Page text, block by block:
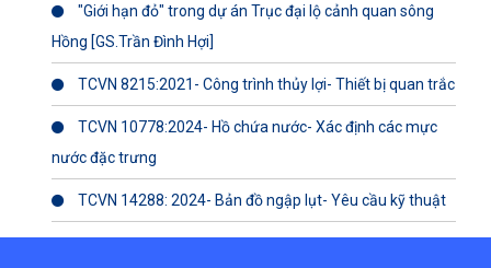
"Giới hạn đỏ" trong dự án Trục đại lộ cảnh quan sông
Hồng [GS.Trần Đình Hợi]
TCVN 8215:2021- Công trình thủy lợi- Thiết bị quan trắc
TCVN 10778:2024- Hồ chứa nước- Xác định các mực
nước đặc trưng
TCVN 14288: 2024- Bản đồ ngập lụt- Yêu cầu kỹ thuật